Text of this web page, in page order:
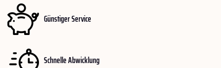
Günstiger Service
Schnelle Abwicklung